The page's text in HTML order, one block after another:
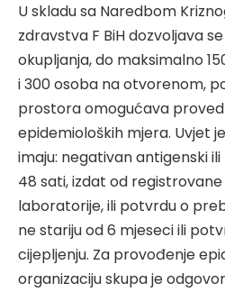
U skladu sa Naredbom
zdravstva F BiH dozvoljava
okupljanja, do maksimalno
i 300 osoba na otvorenom,
prostora omogućava
epidemioloških mjera. Uvjet
imaju: negativan antigenski
48 sati, izdat od
laboratorije, ili potvrdu o
ne stariju od 6 mjeseci ili
cijepljenju. Za provođenje
organizaciju skupa je